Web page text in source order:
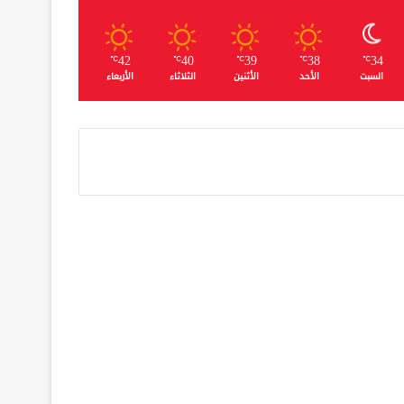
34
℃
السبت
38
℃
الأحد
39
℃
الأثنين
40
℃
الثلاثاء
42
℃
الأربعاء